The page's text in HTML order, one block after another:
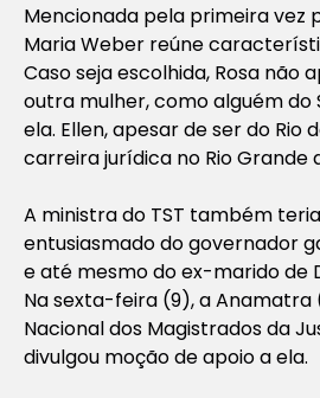
Mencionada pela primeira vez
Maria Weber reúne
Caso seja escolhida, Rosa não
outra mulher, como alguém do
ela. Ellen, apesar de ser do Rio
carreira jurídica no Rio Grande
A ministra do TST também
entusiasmado do governador
e até mesmo do ex-marido de
Na sexta-feira (9), a Anamatra
Nacional dos Magistrados da
divulgou moção de apoio a ela.